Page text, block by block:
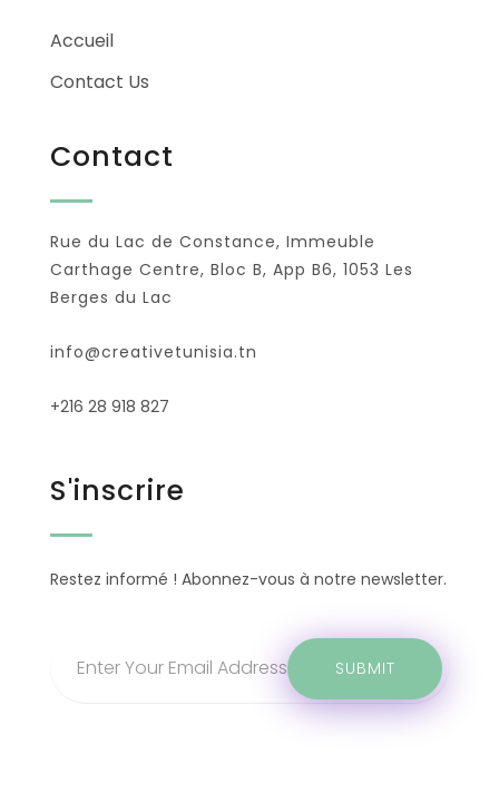
Accueil
Contact Us
Contact
Rue du Lac de Constance, Immeuble
Carthage Centre, Bloc B, App B6, 1053 Les
Berges du Lac
info@creativetunisia.tn
+216 28 918 827
S'inscrire
Restez informé ! Abonnez-vous à notre newsletter.